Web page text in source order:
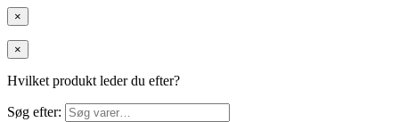
×
×
Hvilket produkt leder du efter?
Søg efter: